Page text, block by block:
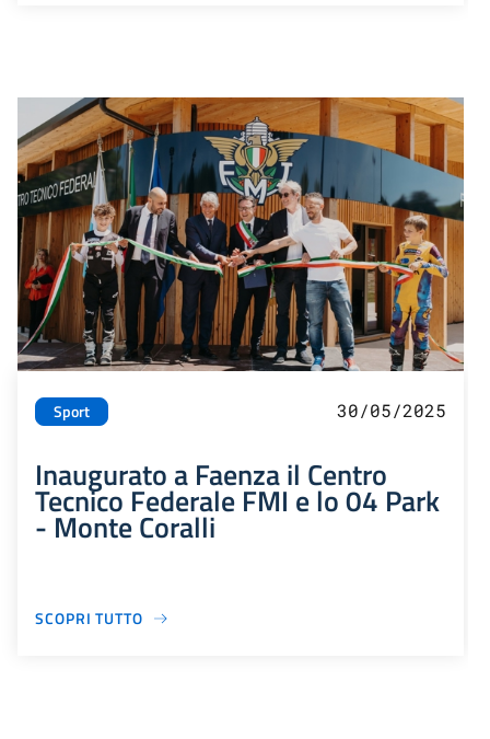
Sport 30/05/2025
Inaugurato a Faenza il Centro
Tecnico Federale FMI e lo 04 Park
- Monte Coralli
SCOPRI TUTTO